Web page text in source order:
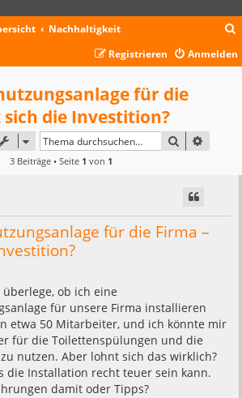
Nachhaltigkeit
c
Anmelden
Registrieren
für die
die Investition?
SUCHE
3 Beiträge • Seite 1 von 1
für die Firma –
ob ich eine
für unsere Firma installieren
etwa 50 Mitarbeiter, und ich könnte mir
für die Toilettenspülungen und die
nutzen. Aber lohnt sich das wirklich?
die Installation recht teuer sein kann.
damit oder Tipps?